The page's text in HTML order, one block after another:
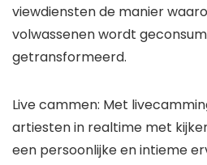
viewdiensten de manier
volwassenen wordt
getransformeerd.
Live cammen: Met
artiesten in realtime met
een persoonlijke en intieme